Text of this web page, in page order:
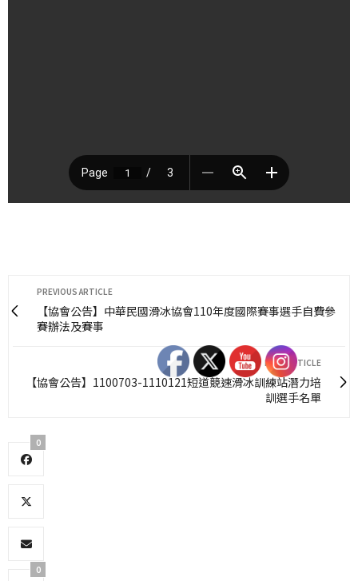
PREVIOUS ARTICLE
【協會公告】中華民國滑冰協會110年度國際賽事選手自費參
賽辦法及賽事
NEXT ARTICLE
【協會公告】1100703-1110121短道競速滑冰訓練站潛力培
訓選手名單
0
0